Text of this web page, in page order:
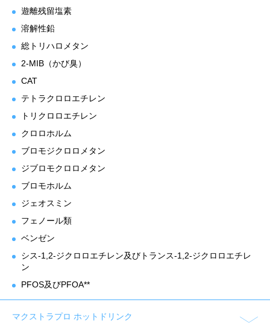
遊離残留塩素
溶解性鉛
総トリハロメタン
2-MIB（かび臭）
CAT
テトラクロロエチレン
トリクロロエチレン
クロロホルム
ブロモジクロロメタン
ジブロモクロロメタン
ブロモホルム
ジェオスミン
フェノール類
ベンゼン
シス-1,2-ジクロロエチレン及びトランス-1,2-ジクロロエチレ
ン
PFOS及びPFOA**
マクストラプロ ホットドリンク